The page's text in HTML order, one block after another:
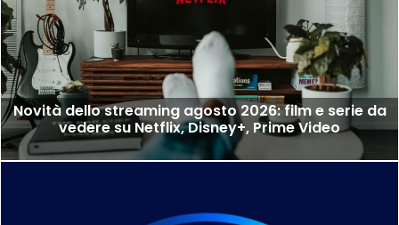
Novità dello streaming agosto 2026: film e serie da
vedere su Netflix, Disney+, Prime Video